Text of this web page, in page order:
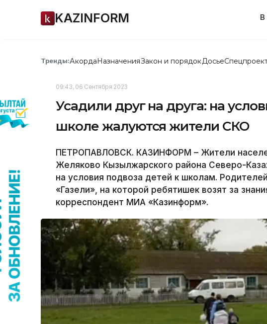
KAZINFORM В
Тренды:АкордаНазначенияЗакон и порядок Досье
09:43, 06 Сентября 2023
Усадили друг на друга: на
школе жалуются жители СКО
ПЕТРОПАВЛОВСК. КАЗИНФОРМ – Жители
Желяково Кызылжарского района Северо-
на условия подвоза детей к школам.
«Газели», на которой ребятишек возят за
корреспондент МИА «Казинформ».